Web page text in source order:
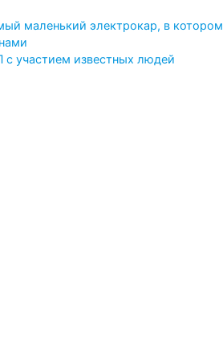
маленький электрокар, в котором
с участием известных людей